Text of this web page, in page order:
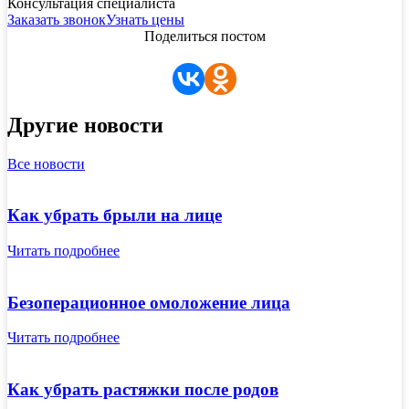
Заказать звонокУзнать цены
Поделиться постом
Другие новости
Все новости
Как убрать брыли на лице
Читать подробнее
Безоперационное омоложение лица
Читать подробнее
Как убрать растяжки после родов